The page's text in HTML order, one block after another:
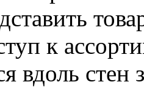
к
вдоль